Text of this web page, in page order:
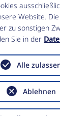
&
Website.
zu sonstigen
Sie in der
Ablehnen
Alle